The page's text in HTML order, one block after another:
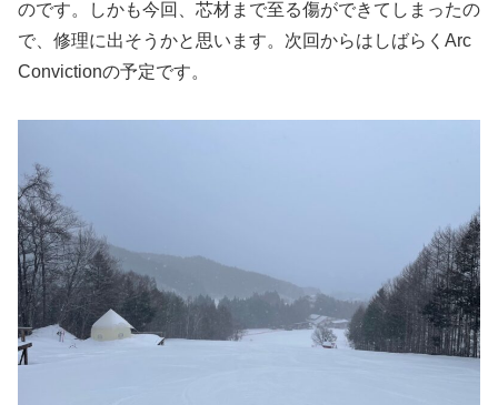
のです。しかも今回、芯材まで至る傷ができてしまったの
で、修理に出そうかと思います。次回からはしばらくArc
Convictionの予定です。